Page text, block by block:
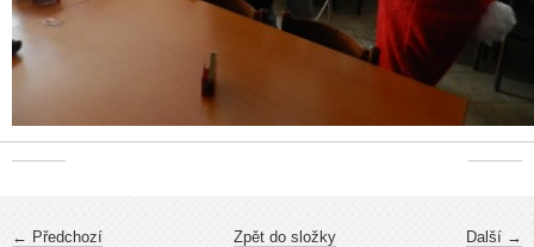
← Předchozí Další →
Zpět do složky